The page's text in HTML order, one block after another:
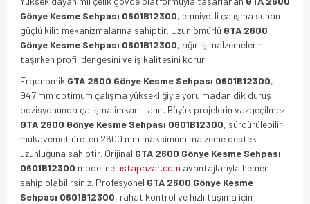
Gönye Kesme Sehpası 0601B12300, emniyetli çalışma sunan
güçlü kilit mekanizmalarına sahiptir. Uzun ömürlü GTA 2600
Gönye Kesme Sehpası 0601B12300, ağır iş malzemelerini
taşırken profil dengesini ve iş kalitesini korur.
Ergonomik GTA 2600 Gönye Kesme Sehpası 0601B12300,
947 mm optimum çalışma yüksekliğiyle yorulmadan dik duruş
pozisyonunda çalışma imkanı tanır. Büyük projelerin vazgeçilmezi
GTA 2600 Gönye Kesme Sehpası 0601B12300, sürdürülebilir
mukavemet üreten 2600 mm maksimum malzeme destek
uzunluğuna sahiptir. Orijinal GTA 2600 Gönye Kesme Sehpası
0601B12300 modeline ustapazar.com avantajlarıyla hemen
sahip olabilirsiniz. Profesyonel GTA 2600 Gönye Kesme
Sehpası 0601B12300, rahat kontrol ve hızlı taşıma için